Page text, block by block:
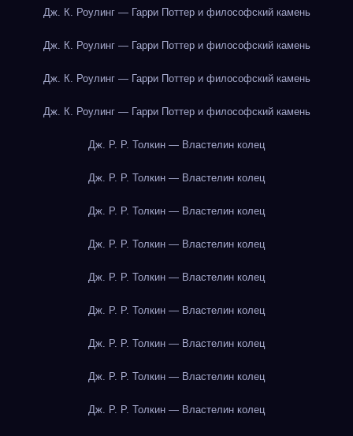
Дж. К. Роулинг — Гарри Поттер и философский камень
Дж. К. Роулинг — Гарри Поттер и философский камень
Дж. К. Роулинг — Гарри Поттер и философский камень
Дж. К. Роулинг — Гарри Поттер и философский камень
Дж. Р. Р. Толкин — Властелин колец
Дж. Р. Р. Толкин — Властелин колец
Дж. Р. Р. Толкин — Властелин колец
Дж. Р. Р. Толкин — Властелин колец
Дж. Р. Р. Толкин — Властелин колец
Дж. Р. Р. Толкин — Властелин колец
Дж. Р. Р. Толкин — Властелин колец
Дж. Р. Р. Толкин — Властелин колец
Дж. Р. Р. Толкин — Властелин колец